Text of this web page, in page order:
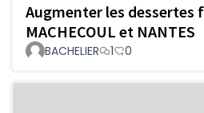
Augmenter les dessertes
MACHECOUL et NANTES
BACHELIER 1 0